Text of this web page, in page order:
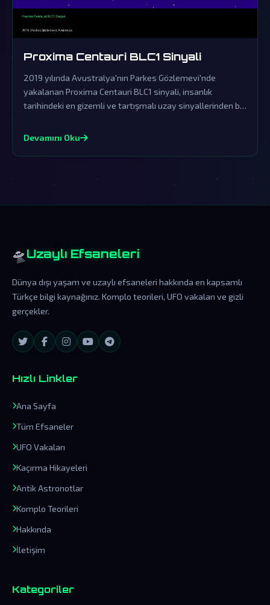
Proxima Centauri BLC1 Sinyali
2019 yılında Avustralya'nın Parkes Gözlemevi'nde
yakalanan Proxima Centauri BLC1 sinyali, insanlık
tarihindeki en gizemli ve tartışmalı uzay sinyallerinden biri
sinyal dünya dışı zeka ile iletişim kurulduğuna dair
Devamını Oku
🛸 Uzaylı Efsaneleri
Dünya dışı yaşam ve uzaylı efsaneleri hakkında en kapsamlı
Türkçe bilgi kaynağınız. Komplo teorileri, UFO vakaları ve gizli
gerçekler.
Hızlı Linkler
Ana Sayfa
Tüm Efsaneler
UFO Vakaları
Kaçırma Hikayeleri
Antik Astronotlar
Komplo Teorileri
Hakkında
İletişim
Kategoriler